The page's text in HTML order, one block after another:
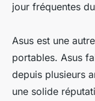
jour fréquentes
Asus est une
portables. Asus
depuis plusieurs
une solide